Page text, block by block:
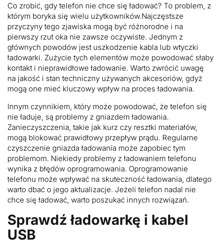
Co zrobić, gdy telefon nie chce się ładować? To problem, z
którym boryka się wielu użytkowników.Najczęstsze
przyczyny tego zjawiska mogą być różnorodne i na
pierwszy rzut oka nie zawsze oczywiste. Jednym z
głównych powodów jest uszkodzenie kabla lub wtyczki
ładowarki. Zużycie tych elementów może powodować słaby
kontakt i nieprawidłowe ładowanie. Warto zwrócić uwagę
na jakość i stan techniczny używanych akcesoriów, gdyż
mogą one mieć kluczowy wpływ na proces ładowania.
Innym czynnikiem, który może powodować, że telefon się
nie ładuje, są problemy z gniazdem ładowania.
Zanieczyszczenia, takie jak kurz czy resztki materiałów,
mogą blokować prawidłowy przepływ prądu. Regularne
czyszczenie gniazda ładowania może zapobiec tym
problemom. Niekiedy problemy z ładowaniem telefonu
wynika z błędów oprogramowania. Oprogramowanie
telefonu może wpływać na skuteczność ładowania, dlatego
warto dbać o jego aktualizacje. Jeżeli telefon nadal nie
chce się ładować, warto poszukać innych rozwiązań.
Sprawdź ładowarkę i kabel
USB